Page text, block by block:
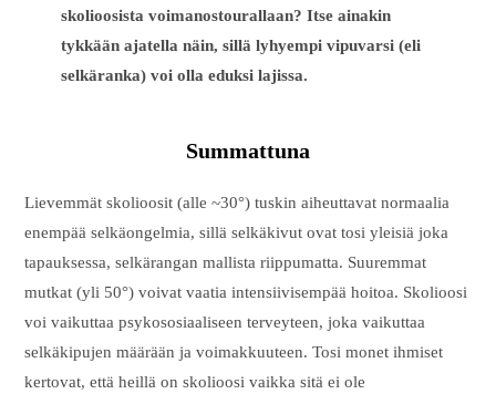
skolioosista voimanostourallaan? Itse ainakin
tykkään ajatella näin, sillä lyhyempi vipuvarsi (eli
selkäranka) voi olla eduksi lajissa.
Summattuna
Lievemmät skolioosit (alle ~30°) tuskin aiheuttavat normaalia
enempää selkäongelmia, sillä selkäkivut ovat tosi yleisiä joka
tapauksessa, selkärangan mallista riippumatta. Suuremmat
mutkat (yli 50°) voivat vaatia intensiivisempää hoitoa. Skolioosi
voi vaikuttaa psykososiaaliseen terveyteen, joka vaikuttaa
selkäkipujen määrään ja voimakkuuteen. Tosi monet ihmiset
kertovat, että heillä on skolioosi vaikka sitä ei ole